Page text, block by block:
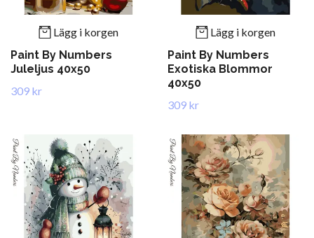
Lägg i korgen
Paint By Numbers
Juleljus 40x50
309 kr
Lägg i korgen
Paint By Numbers
Exotiska Blommor
40x50
309 kr